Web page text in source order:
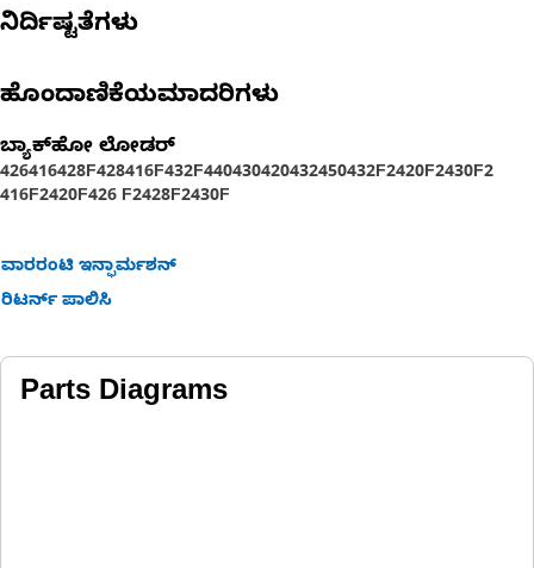
Provides an elbow hose for the cold side charge air on Cat
engines. Consult your owner's manual or contact your local
Cat Dealer for more information.
ನಿರ್ದಿಷ್ಟತೆಗಳು
ಹೊಂದಾಣಿಕೆಯಮಾದರಿಗಳು
ಬ್ಯಾಕ್‌ಹೋ ಲೋಡರ್
426416428F428416F432F440430420432450432F2420F2430F2
416F2420F426 F2428F2430F
ವಾರರಂಟಿ ಇನ್ಫಾರ್ಮಶನ್
ರಿಟರ್ನ್ ಪಾಲಿಸಿ
Parts Diagrams